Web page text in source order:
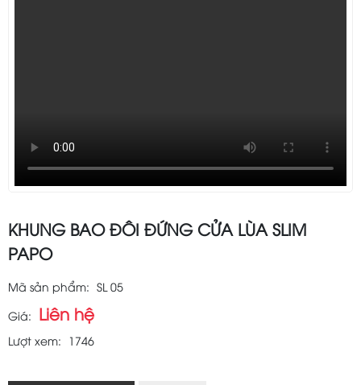
KHUNG BAO ĐÔI ĐỨNG CỬA LÙA SLIM
PAPO
Mã sản phẩm: SL 05
Giá: Liên hệ
Lượt xem: 1746